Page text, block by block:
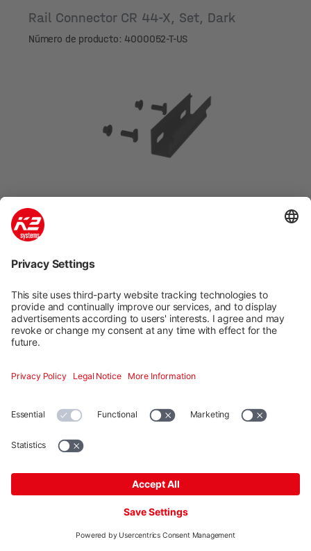
Rail Connector CR 44-X, Set, Dark
Número de producto: 4000052-T-US
Rail Connector CR 44-X, Set, Mill